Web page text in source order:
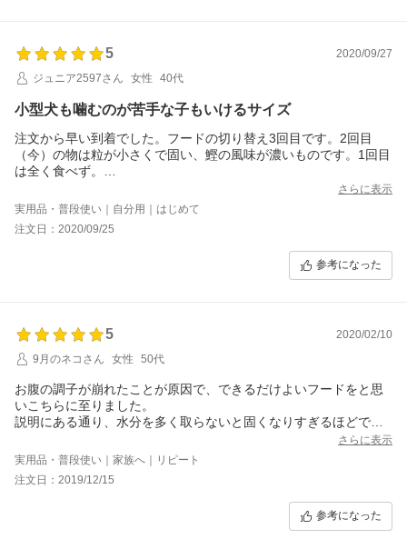
5
2020/09/27
ジュニア2597さん
女性 40代
小型犬も噛むのが苦手な子もいけるサイズ
注文から早い到着でした。フードの切り替え3回目です。2回目
（今）の物は粒が小さくで固い、鰹の風味が濃いものです。1回目
は全く食べず。
こちらも初めてで心配でした、一粒は小さい。砕けやすくほんの
り鰹の香りがします。実際私が食べても今のフードは固さを感じ
ましたがこちらはシャリシャリとすぐに砕けます。ただふやかす
お湯の調整がうちの子は難しく、柔らかすぎず粒感ありすぎず…
切り替え当初はご飯の時に一緒にポリポリおいしいねぇ、と食べ
さらに表示
実用品・普段使い｜自分用｜はじめて
注文日：2020/09/25
参考になった
5
2020/02/10
9月のネコさん
女性 50代
お腹の調子が崩れたことが原因で、できるだけよいフードをと思
いこちらに至りました。
説明にある通り、水分を多く取らないと固くなりすぎるほどで、
体に合わないおやつを食べない限り快便の状態が続いています。
お味も満足らしく、毎回あっという間に完食です。
以前はたんぱく質を多く含む某有名なフードを使用していました
が、たんぱく質は多ければそれだけ腎臓に負担もかけるように思
最近、子猫を家族に迎え、できれば猫用のフードもこちらで製造
さらに表示
実用品・普段使い｜家族へ｜リピート
注文日：2019/12/15
参考になった